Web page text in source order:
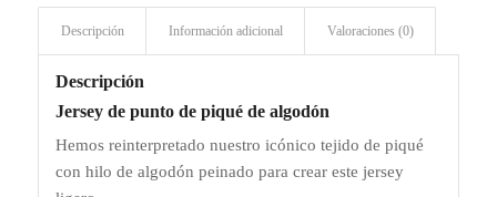
Descripción Información adicional Valoraciones (0)
Descripción
Jersey de punto de piqué de algodón
Hemos reinterpretado nuestro icónico tejido de piqué
con hilo de algodón peinado para crear este jersey